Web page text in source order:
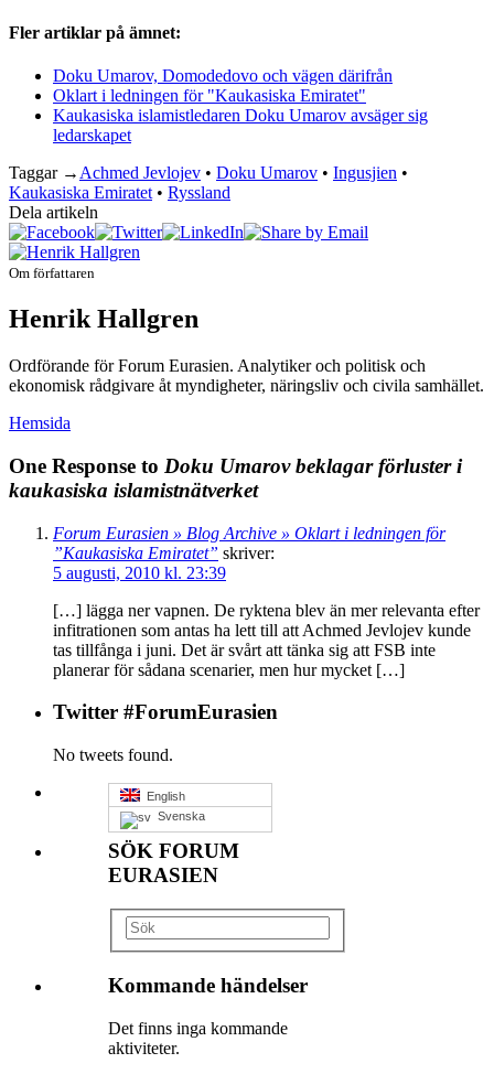
Fler artiklar på ämnet:
Doku Umarov, Domodedovo och vägen därifrån
Oklart i ledningen för "Kaukasiska Emiratet"
Kaukasiska islamistledaren Doku Umarov avsäger sig
ledarskapet
Taggar →Achmed Jevlojev • Doku Umarov • Ingusjien •
Kaukasiska Emiratet• Ryssland
Dela artikeln
Om författaren
Henrik Hallgren
Ordförande för Forum Eurasien. Analytiker och politisk och
ekonomisk rådgivare åt myndigheter, näringsliv och civila samhället.
Hemsida
One Response to Doku Umarov beklagar förluster i
kaukasiska islamistnätverket
Forum Eurasien » Blog Archive » Oklart i ledningen för
”Kaukasiska Emiratet” skriver:
5 augusti, 2010 kl. 23:39
[…] lägga ner vapnen. De ryktena blev än mer relevanta efter
infitrationen som antas ha lett till att Achmed Jevlojev kunde
tas tillfånga i juni. Det är svårt att tänka sig att FSB inte
planerar för sådana scenarier, men hur mycket […]
Twitter #ForumEurasien
No tweets found.
English
Svenska
SÖK FORUM
EURASIEN
Kommande händelser
Det finns inga kommande
aktiviteter.